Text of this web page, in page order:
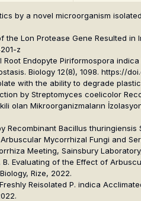
by a novel microorganism
the Lon Protease Gene Resulted
z
Root Endopyte Piriformospora
Biology 12(8), 1098. https://
with the ability to degrade
by Streptomyces coelicolor
olan Mikroorganizmaların
Recombinant Bacillus thuringiensis
Arbuscular Mycorrhizal Fungi and
Meeting, Sainsbury
B. Evaluating of the Effect of
Rize, 2022.
Freshly Reisolated P. indica